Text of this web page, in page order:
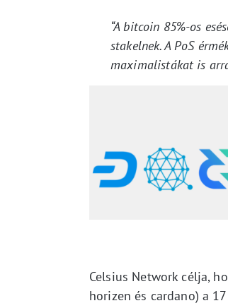
“A bitcoin 85%-os
stakelnek. A PoS
maximalistákat is
Celsius Network célja,
horizen és cardano) a